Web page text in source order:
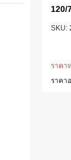
120/
ราคา
ราคา